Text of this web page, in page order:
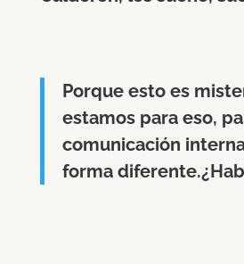
Porque esto es
estamos para eso,
comunicación
forma